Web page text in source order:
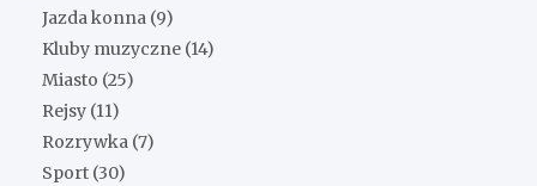
Jazda konna (9)
Kluby muzyczne (14)
Miasto (25)
Rejsy (11)
Rozrywka (7)
Sport (30)